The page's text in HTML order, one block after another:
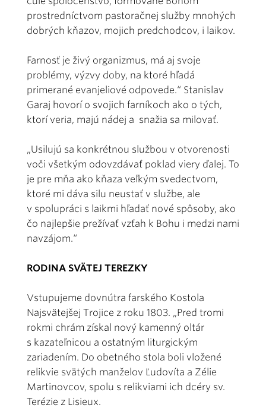
prostredníctvom pastoračnej služby mnohých
dobrých kňazov, mojich predchodcov, i laikov.
Farnosť je živý organizmus, má aj svoje
problémy, výzvy doby, na ktoré hľadá
primerané evanjeliové odpovede.“ Stanislav
Garaj hovorí o svojich farníkoch ako o tých,
ktorí veria, majú nádej a snažia sa milovať.
„Usilujú sa konkrétnou službou v otvorenosti
voči všetkým odovzdávať poklad viery ďalej. To
je pre mňa ako kňaza veľkým svedectvom,
ktoré mi dáva silu neustať v službe, ale
v spolupráci s laikmi hľadať nové spôsoby, ako
čo najlepšie prežívať vzťah k Bohu i medzi nami
navzájom.“
RODINA SVÄTEJ TEREZKY
Vstupujeme dovnútra farského Kostola
Najsvätejšej Trojice z roku 1803. „Pred tromi
rokmi chrám získal nový kamenný oltár
s kazateľnicou a ostatným liturgickým
zariadením. Do obetného stola boli vložené
relikvie svätých manželov Ľudovíta a Zélie
Martinovcov, spolu s relikviami ich dcéry sv.
Terézie z Lisieux.